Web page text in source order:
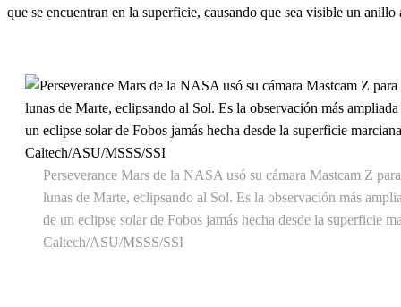
que se encuentran en la superficie, causando que sea visible un
Perseverance Mars de la NASA usó su cámara Mastcam Z
lunas de Marte, eclipsando al Sol. Es la observación más
de un eclipse solar de Fobos jamás hecha desde la superficie
Caltech/ASU/MSSS/SSI